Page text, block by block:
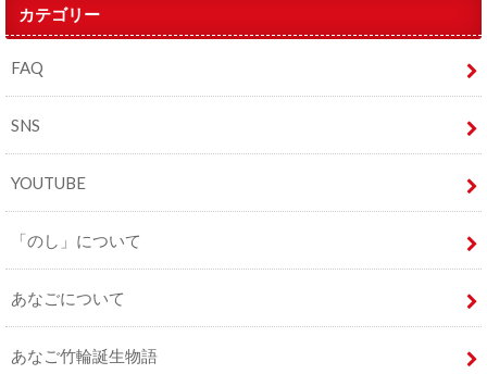
カテゴリー
FAQ
SNS
YOUTUBE
「のし」について
あなごについて
あなご竹輪誕生物語